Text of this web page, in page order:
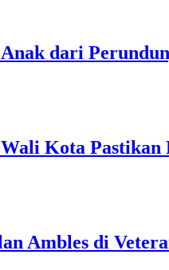
dari
Kota
Ambles di